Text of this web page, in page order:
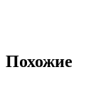
Похожие